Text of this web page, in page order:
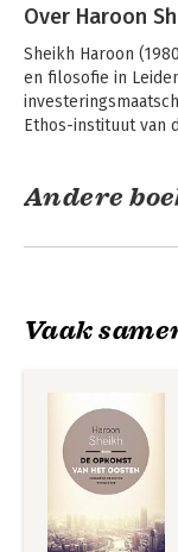
Over Haroon
Sheikh Haroon
en filosofie in
Ethos-instituut van
Andere
Embedding
Technopolis
Vaak